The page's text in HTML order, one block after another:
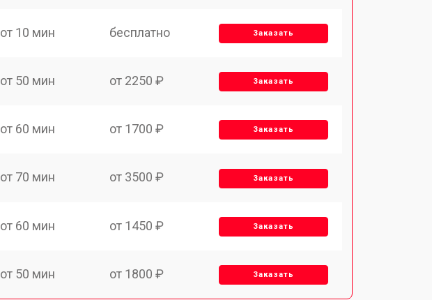
от 10 мин бесплатно Заказать
от 50 мин от 2250 ₽ Заказать
от 60 мин от 1700 ₽ Заказать
от 70 мин от 3500 ₽ Заказать
от 60 мин от 1450 ₽ Заказать
от 50 мин от 1800 ₽ Заказать